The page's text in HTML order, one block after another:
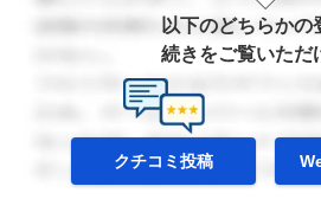
以下のどちらかの
続きをご覧いただ
クチコミ投稿